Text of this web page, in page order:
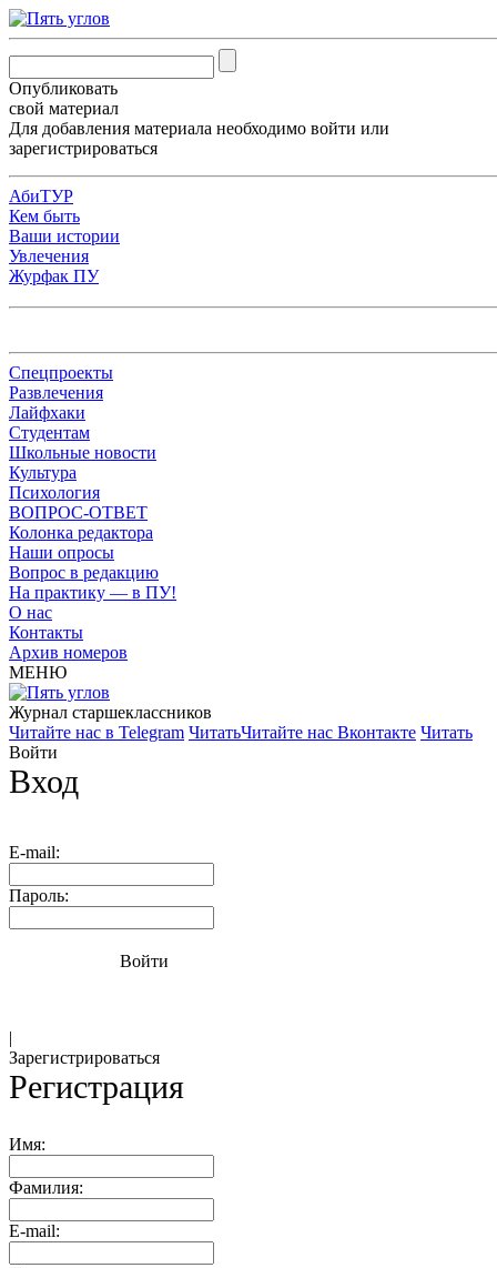
Опубликовать
свой материал
Для добавления материала необходимо войти или
зарегистрироваться
АбиТУР
Кем быть
Ваши истории
Увлечения
Журфак ПУ
Спецпроекты
Развлечения
Лайфхаки
Студентам
Школьные новости
Культура
Психология
ВОПРОС-ОТВЕТ
Колонка редактора
Наши опросы
Вопрос в редакцию
На практику — в ПУ!
О нас
Контакты
Архив номеров
МЕНЮ
Журнал старшекласcников
Читайте нас в Telegram ЧитатьЧитайте нас Вконтакте Читать
Войти
Вход
E-mail:
Пароль:
Войти
|
Зарегистрироваться
Регистрация
Имя:
Фамилия:
E-mail: